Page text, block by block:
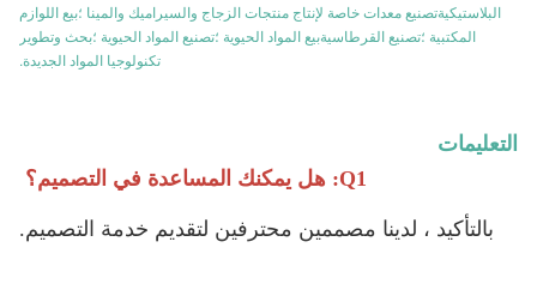
البلاستيكيةتصنيع معدات خاصة لإنتاج منتجات الزجاج والسيراميك والمينا ؛بيع اللوازم
المكتبية ؛تصنيع القرطاسيةبيع المواد الحيوية ؛تصنيع المواد الحيوية ؛بحث وتطوير
تكنولوجيا المواد الجديدة.
التعليمات
Q1: هل يمكنك المساعدة في التصميم؟
بالتأكيد ، لدينا مصممين محترفين لتقديم خدمة التصميم.